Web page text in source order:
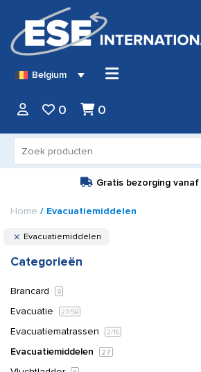
Belgium
0 0
naar:
Gratis bezorging vanaf
Home / Evacuatiemiddelen
Evacuatiemiddelen
Categorieën
Brancard 9
Evacuatie 27/59
Evacuatiematrassen 2/16
Evacuatiemiddelen 27